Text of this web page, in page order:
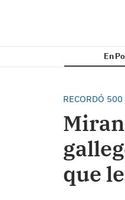
En
RECORDÓ
que